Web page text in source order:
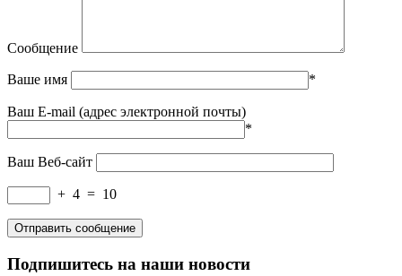
Сообщение
Ваше имя *
Ваш E-mail (адрес электронной почты)
*
Ваш Веб-сайт
+ 4 = 10
Подпишитесь на наши новости